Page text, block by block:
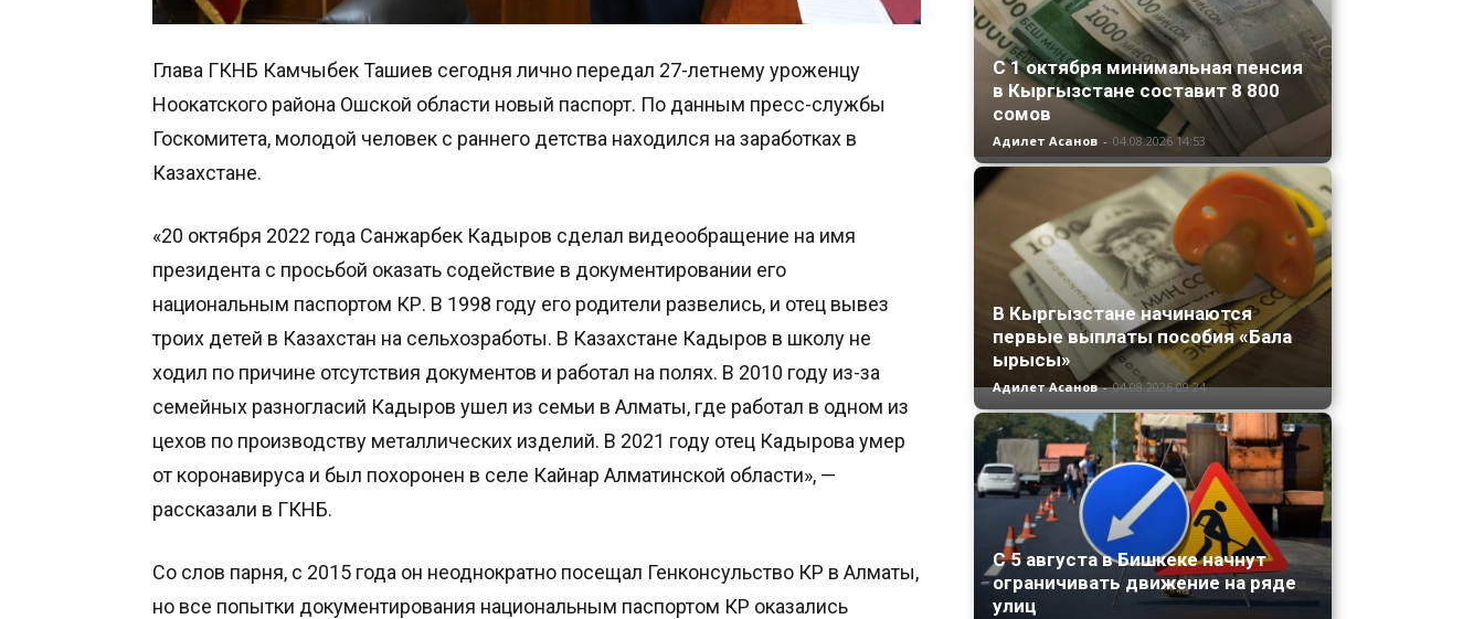
Глава ГКНБ Камчыбек Ташиев сегодня лично передал 27-летнему уроженцу
Ноокатского района Ошской области новый паспорт. По данным пресс-службы
Госкомитета, молодой человек с раннего детства находился на заработках в
Казахстане.
«20 октября 2022 года Санжарбек Кадыров сделал видеообращение на имя
президента с просьбой оказать содействие в документировании его
национальным паспортом КР. В 1998 году его родители развелись, и отец вывез
троих детей в Казахстан на сельхозработы. В Казахстане Кадыров в школу не
ходил по причине отсутствия документов и работал на полях. В 2010 году из-за
семейных разногласий Кадыров ушел из семьи в Алматы, где работал в одном из
цехов по производству металлических изделий. В 2021 году отец Кадырова умер
от коронавируса и был похоронен в селе Кайнар Алматинской области», —
рассказали в ГКНБ.
Со слов парня, с 2015 года он неоднократно посещал Генконсульство КР в Алматы,
но все попытки документирования национальным паспортом КР оказались
С 1 октября минимальная пенсия
в Кыргызстане составит 8 800
сомов
Адилет Асанов - 04.08.2026 14:53
В Кыргызстане начинаются
первые выплаты пособия «Бала
ырысы»
Адилет Асанов - 04.08.2026 09:24
С 5 августа в Бишкеке начнут
ограничивать движение на ряде
улиц